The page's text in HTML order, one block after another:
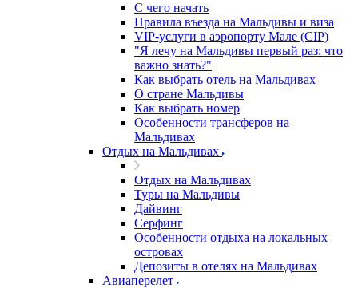
С чего начать
Правила въезда на Мальдивы и виза
VIP-услуги в аэропорту Мале (CIP)
"Я лечу на Мальдивы первый раз: что
важно знать?"
Как выбрать отель на Мальдивах
О стране Мальдивы
Как выбрать номер
Особенности трансферов на
Мальдивах
Отдых на Мальдивах
Отдых на Мальдивах
Туры на Мальдивы
Дайвинг
Серфинг
Особенности отдыха на локальных
островах
Депозиты в отелях на Мальдивах
Авиаперелет